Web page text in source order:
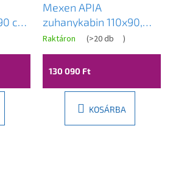
cm,
Mexen APIA
zuhanykabin 110x90,
átlátszó üveg / fekete
profil, 840-110-090-70-
00
Raktáron (>20 db )
130 090 Ft
KOSÁRBA